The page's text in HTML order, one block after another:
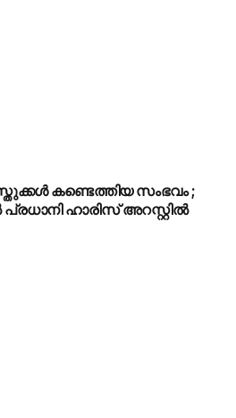
കണ്ടെത്തിയ സംഭവം ;
ഹാരിസ് അറസ്റ്റിൽ